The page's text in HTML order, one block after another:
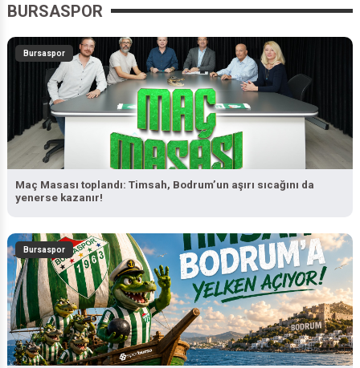
BURSASPOR
Bursaspor
Maç Masası toplandı: Timsah, Bodrum’un aşırı sıcağını da
yenerse kazanır!
Bursaspor